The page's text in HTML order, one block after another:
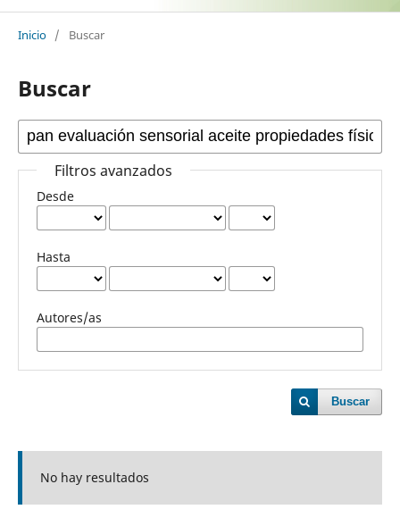
Inicio / Buscar
Buscar
Filtros avanzados
Desde
Hasta
Autores/as
Buscar
No hay resultados